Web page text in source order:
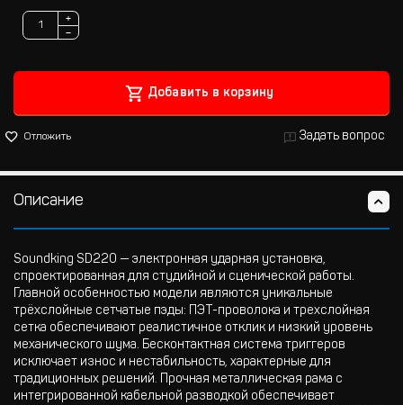
+
−
Добавить в корзину
Отложить Задать вопрос
Описание
Soundking SD220 — электронная ударная установка,
спроектированная для студийной и сценической работы.
Главной особенностью модели являются уникальные
трёхслойные сетчатые пэды: ПЭТ-проволока и трехслойная
сетка обеспечивают реалистичное отклик и низкий уровень
механического шума. Бесконтактная система триггеров
исключает износ и нестабильность, характерные для
традиционных решений. Прочная металлическая рама с
интегрированной кабельной разводкой обеспечивает